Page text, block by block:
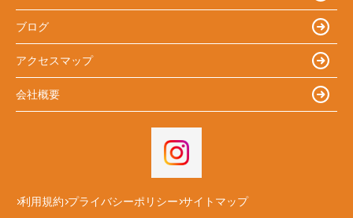
ブログ
アクセスマップ
会社概要
利用規約 プライバシーポリシー サイトマップ